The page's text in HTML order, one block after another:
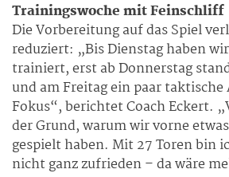
Trainingswoche mit Feinschliff
Die Vorbereitung auf das Spiel
reduziert: „Bis Dienstag haben
trainiert, erst ab Donnerstag
und am Freitag ein paar
Fokus“, berichtet Coach Eckert.
der Grund, warum wir vorne
gespielt haben. Mit 27 Toren bin
nicht ganz zufrieden – da wäre